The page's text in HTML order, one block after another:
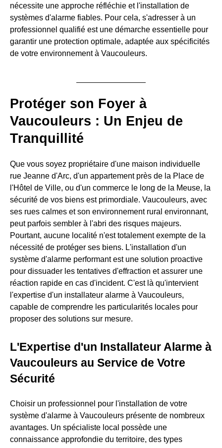
nécessite une approche réfléchie et l'installation de
systèmes d'alarme fiables. Pour cela, s'adresser à un
professionnel qualifié est une démarche essentielle pour
garantir une protection optimale, adaptée aux spécificités
de votre environnement à Vaucouleurs.
Protéger son Foyer à
Vaucouleurs : Un Enjeu de
Tranquillité
Que vous soyez propriétaire d'une maison individuelle
rue Jeanne d'Arc, d'un appartement près de la Place de
l'Hôtel de Ville, ou d'un commerce le long de la Meuse, la
sécurité de vos biens est primordiale. Vaucouleurs, avec
ses rues calmes et son environnement rural environnant,
peut parfois sembler à l'abri des risques majeurs.
Pourtant, aucune localité n'est totalement exempte de la
nécessité de protéger ses biens. L'installation d'un
système d'alarme performant est une solution proactive
pour dissuader les tentatives d'effraction et assurer une
réaction rapide en cas d'incident. C'est là qu'intervient
l'expertise d'un installateur alarme à Vaucouleurs,
capable de comprendre les particularités locales pour
proposer des solutions sur mesure.
L'Expertise d'un Installateur Alarme à
Vaucouleurs au Service de Votre
Sécurité
Choisir un professionnel pour l'installation de votre
système d'alarme à Vaucouleurs présente de nombreux
avantages. Un spécialiste local possède une
connaissance approfondie du territoire, des types